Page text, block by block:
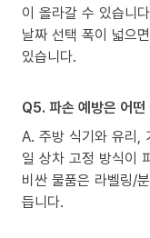
이 올라갈 수 있습니
날짜 선택 폭이 넓으
있습니다.
Q5. 파손 예방은 어
A. 주방 식기와 유리,
일 상차 고정 방식이
비싼 물품은 라벨링/
듭니다.